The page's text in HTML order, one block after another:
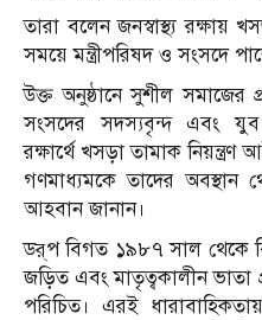
তারা বলেন জনস্বাস্থ্য রক্ষায়
সময়ে মন্ত্রীপরিষদ ও সংসদে
উক্ত অনুষ্ঠানে সুশীল সমাজের
সংসদের সদস্যবৃন্দ এবং যুব
রক্ষার্থে খসড়া তামাক
গণমাধ্যমকে তাদের অবস্থান
আহবান জানান।
ডর্‌প বিগত ১৯৮৭ সাল থেকে
জড়িত এবং মাতৃত্বকালীন ভাতা
পরিচিত। এরই